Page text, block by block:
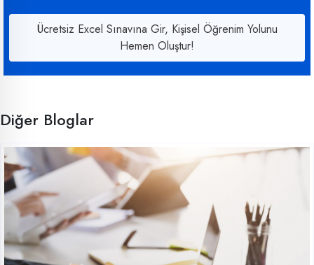
Ücretsiz Excel Sınavına Gir, Kişisel Öğrenim Yolunu
Hemen Oluştur!
Diğer Bloglar